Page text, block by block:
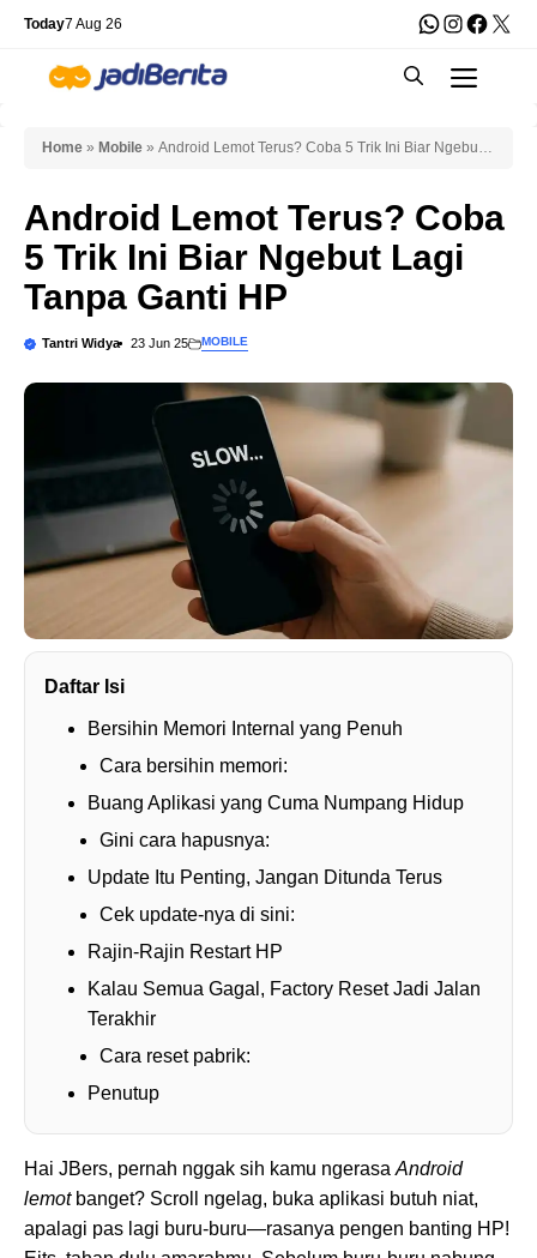
Skip
content
Today7 Aug 26 WhatsApp
X
Home » Mobile » Android Lemot Terus? Coba 5 Trik Ini Biar Ngebut
Android Lemot Terus? Coba
5 Trik Ini Biar Ngebut Lagi
Tanpa Ganti HP
Tantri Widya 23 Jun 25 MOBILE
Daftar Isi
Bersihin Memori Internal yang Penuh
Cara bersihin memori:
Buang Aplikasi yang Cuma Numpang Hidup
Gini cara hapusnya:
Update Itu Penting, Jangan Ditunda Terus
Cek update-nya di sini:
Rajin-Rajin Restart HP
Kalau Semua Gagal, Factory Reset Jadi Jalan
Terakhir
Cara reset pabrik:
Penutup
Hai JBers, pernah nggak sih kamu ngerasa Android
lemotbanget? Scroll ngelag, buka aplikasi butuh niat,
apalagi pas lagi buru-buru—rasanya pengen banting HP!